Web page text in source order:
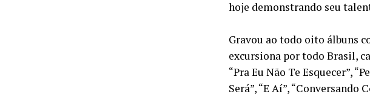
hoje demonstrando seu
Gravou ao todo oito álbuns
excursiona por todo Brasil,
“Pra Eu Não Te Esquecer”,
Será”, “E Aí”, “Conversando